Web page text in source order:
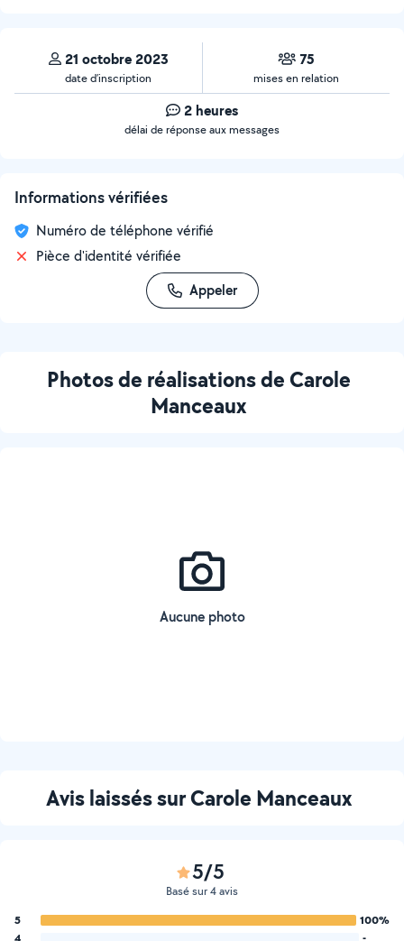
21 octobre 2023
date d’inscription
75
mises en relation
2 heures
délai de réponse aux messages
Informations vérifiées
Numéro de téléphone vérifié
Pièce d'identité vérifiée
Appeler
Photos de réalisations de Carole
Manceaux
Aucune photo
Avis laissés sur Carole Manceaux
5/5
Basé sur 4 avis
5
100%
4
-